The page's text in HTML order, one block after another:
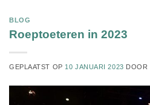
BLOG
Roeptoeteren in 2023
GEPLAATST OP 10 JANUARI 2023 DOOR